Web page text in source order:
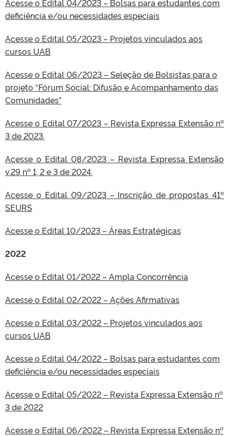
Acesse o Edital 04/2023 – Bolsas para estudantes com
deficiência e/ou necessidades especiais
Acesse o Edital 05/2023 – Projetos vinculados aos
cursos UAB
Acesse o Edital 06/2023 – Seleção de Bolsistas para o
projeto “Fórum Social: Difusão e Acompanhamento das
Comunidades”
Acesse o Edital 07/2023 – Revista Expressa Extensão nº
3 de 2023.
Acesse o Edital 08/2023 – Revista Expressa Extensão
v.29 nº 1, 2 e 3 de 2024.
Acesse o Edital 09/2023 – Inscrição de propostas 41º
SEURS
Acesse o Edital 10/2023 – Áreas Estratégicas
2022
Acesse o Edital 01/2022 – Ampla Concorrência
Acesse o Edital 02/2022 – Ações Afirmativas
Acesse o Edital 03/2022 – Projetos vinculados aos
cursos UAB
Acesse o Edital 04/2022 – Bolsas para estudantes com
deficiência e/ou necessidades especiais
Acesse o Edital 05/2022 – Revista Expressa Extensão nº
3 de 2022
Acesse o Edital 06/2022 – Revista Expressa Extensão nº